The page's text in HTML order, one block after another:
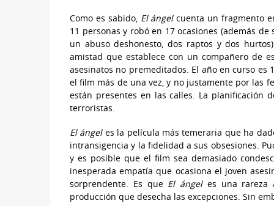
Como es sabido, El ángelcuenta un fragmento
11 personas y robó en 17 ocasiones (además
un abuso deshonesto, dos raptos y dos
amistad que establece con un compañero de
asesinatos no premeditados. El año en curso es
el film más de una vez, y no justamente por las
están presentes en las calles. La planificación
terroristas.
El ángel es la película más temeraria que ha
intransigencia y la fidelidad a sus obsesiones.
y es posible que el film sea demasiado
inesperada empatía que ocasiona el joven
sorprendente. Es que El ángeles una rareza
producción que desecha las excepciones. Sin